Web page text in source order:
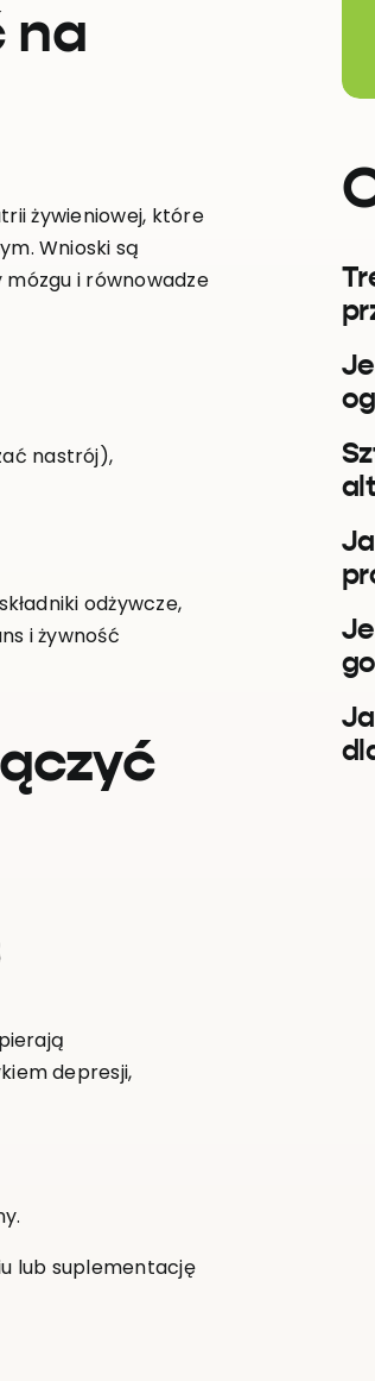
na
żywieniowej, które
Wnioski są
i równowadze
nastrój),
odżywcze,
i żywność
depresji,
lub suplementację